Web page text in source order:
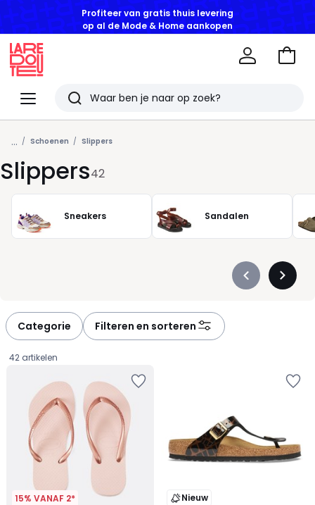
op al de Mode & Home aankopen
Menu
Redoute
Zoeken
Laatst
bekeken
artikelen
Naar
... Schoenen Slippers
Slippers42
Sneakers Sandalen
Précédent
Categorie Filteren en sorteren
42 artikelen
15% VANAF 2* Nieuw